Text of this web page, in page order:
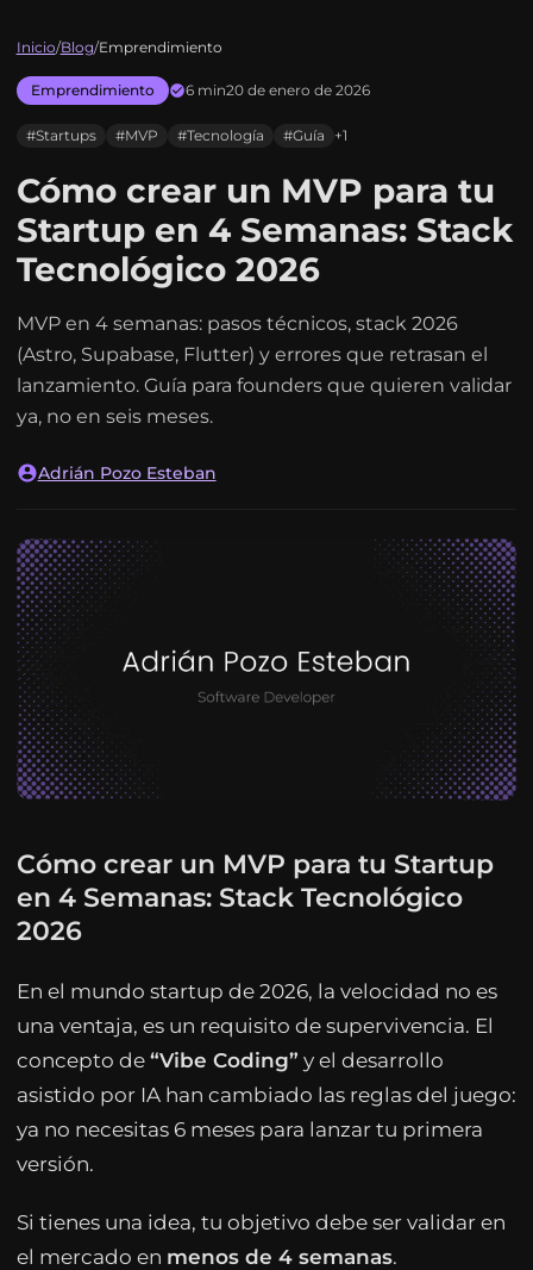
Inicio/Blog/Emprendimiento
Emprendimiento 6 min20 de enero de 2026
#Startups #MVP #Tecnología #Guía +1
Cómo crear un MVP para tu
Startup en 4 Semanas: Stack
Tecnológico 2026
MVP en 4 semanas: pasos técnicos, stack 2026
(Astro, Supabase, Flutter) y errores que retrasan el
lanzamiento. Guía para founders que quieren validar
ya, no en seis meses.
Adrián Pozo Esteban
Cómo crear un MVP para tu Startup
en 4 Semanas: Stack Tecnológico
2026
En el mundo startup de 2026, la velocidad no es
una ventaja, es un requisito de supervivencia. El
concepto de “Vibe Coding” y el desarrollo
asistido por IA han cambiado las reglas del juego:
ya no necesitas 6 meses para lanzar tu primera
versión.
Si tienes una idea, tu objetivo debe ser validar en
el mercado en menos de 4 semanas.